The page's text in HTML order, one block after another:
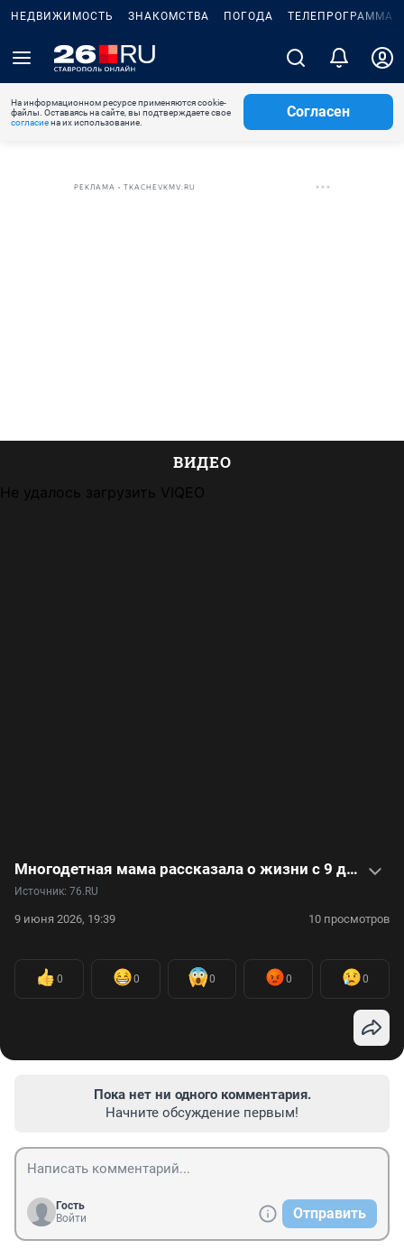
НЕДВИЖИМОСТЬ ЗНАКОМСТВА ПОГОДА ТЕЛЕПРОГРАММА
На информационном ресурсе применяются cookie-
файлы. Оставаясь на сайте, вы подтверждаете свое
согласиена их использование.
Согласен
РЕКЛАМА • TKACHEVKMV.RU
ВИДЕО
Не удалось загрузить VIQEO
Многодетная мама рассказала о жизни с 9 детьми. Видео
Источник: 76.RU
9 июня 2026, 19:39 10 просмотров
0 0 0 0 0
Пока нет ни одного комментария.
Начните обсуждение первым!
Гость
Войти
Отправить